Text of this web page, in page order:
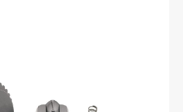
geeignetDurchmesser:
Gewicht (kg): 0.38 kg